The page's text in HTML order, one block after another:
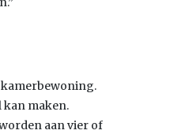
kan maken.
aan vier of